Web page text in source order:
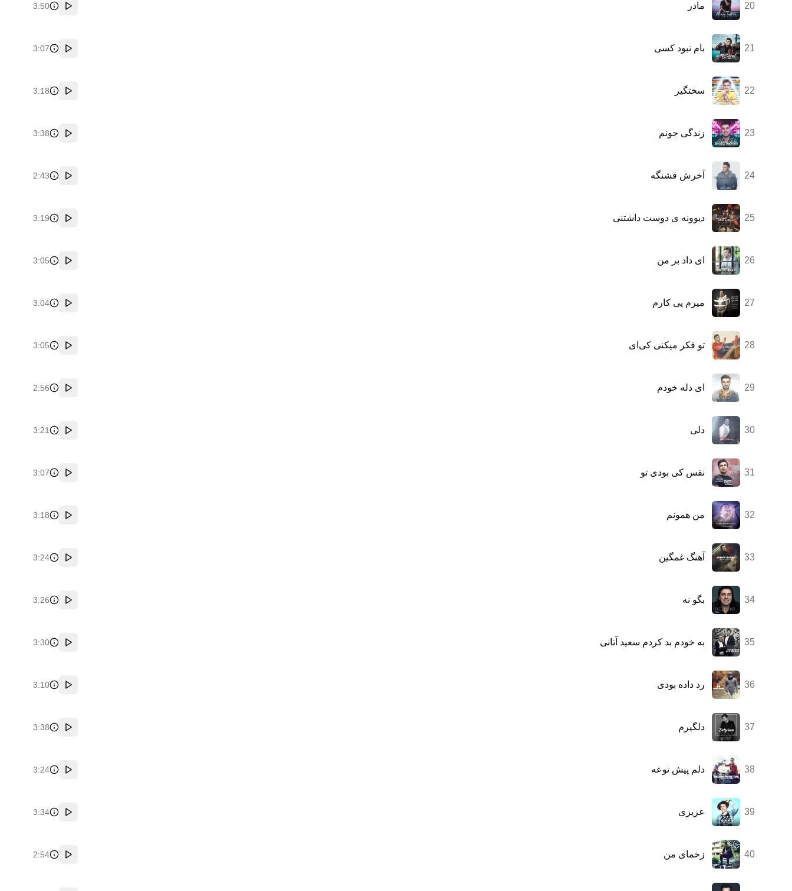
20 مادر
پخش
3:50
21 بام نبود کسی
پخش
3:07
22 سختگیر
پخش
3:18
23 زندگی جونم
پخش
3:38
24 آخرش قشنگه
پخش
2:43
25 دیوونه ی دوست داشتنی
پخش
3:19
26 ای داد بر من
پخش
3:05
27 میرم پی کارم
پخش
3:04
28 تو فکر میکنی کی‌ای
پخش
3:05
29 ای دله خودم
پخش
2:56
30 دلی
پخش
3:21
31 نفس کی بودی تو
پخش
3:07
32 من همونم
پخش
3:18
33 آهنگ غمگین
پخش
3:24
34 بگو نه
پخش
3:26
35 به خودم بد کردم سعید آتانی
پخش
3:30
36 رد داده بودی
پخش
3:10
37 دلگیرم
پخش
3:38
38 دلم پیش توعه
پخش
3:24
39 عزیزی
پخش
3:34
40 زخمای من
پخش
2:54